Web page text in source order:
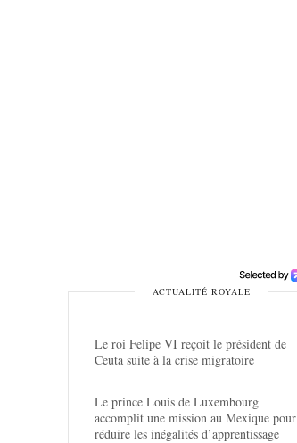
ACTUALITÉ ROYALE
Le roi Felipe VI reçoit le président de
Ceuta suite à la crise migratoire
Le prince Louis de Luxembourg
accomplit une mission au Mexique pour
réduire les inégalités d’apprentissage